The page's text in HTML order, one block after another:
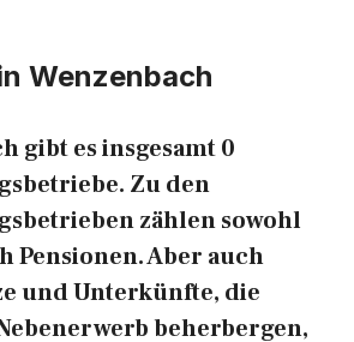
Wenzenbach
gibt es insgesamt 0
Zu den
zählen sowohl
Pensionen. Aber auch
und Unterkünfte, die
beherbergen,